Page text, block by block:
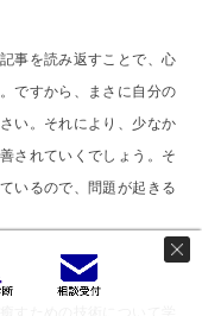
事を読み返すことで、心
ですから、まさに自分の
い。それにより、少なか
されていくでしょう。そ
いるので、問題が起きる